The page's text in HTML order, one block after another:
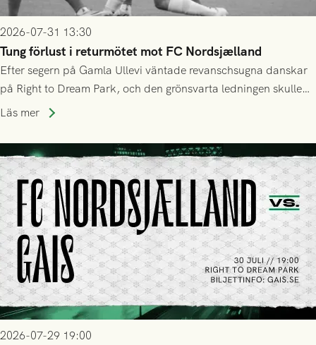
2026-07-31 13:30
Tung förlust i returmötet mot FC Nordsjælland
Efter segern på Gamla Ullevi väntade revanschsugna danskar
på Right to Dream Park, och den grönsvarta ledningen skulle
upphöra efter mindre än kvarten spelad. På lika mark visade
tennissiffror och det grönsvarta europaäventyret tog slut.
Läs mer
2026-07-29 19:00